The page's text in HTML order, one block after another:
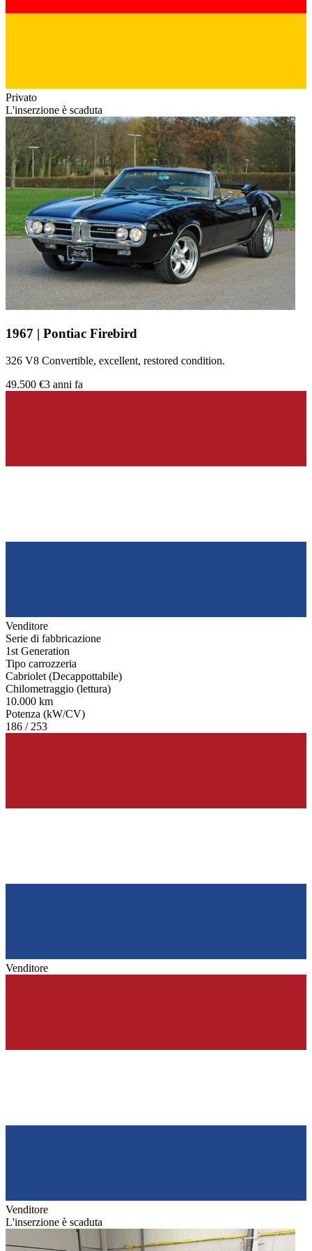
Privato
L'inserzione è scaduta
1967 | Pontiac Firebird
326 V8 Convertible, excellent, restored condition.
49.500 €3 anni fa
Venditore
Serie di fabbricazione
1st Generation
Tipo carrozzeria
Cabriolet (Decappottabile)
Chilometraggio (lettura)
10.000 km
Potenza (kW/CV)
186 / 253
Venditore
Venditore
L'inserzione è scaduta